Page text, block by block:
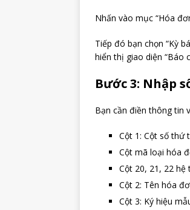
Nhấn vào mục “Hóa
Tiếp đó bạn chọn “Kỳ
hiển thị giao diện “Báo
Bước 3: Nhập
Bạn cần điền thông tin
Cột 1: Cột số thứ
Cột mã loại hóa
​​​​​​​Cột 20, 21, 22
Cột 2: Tên hóa
Cột 3: Ký hiệu